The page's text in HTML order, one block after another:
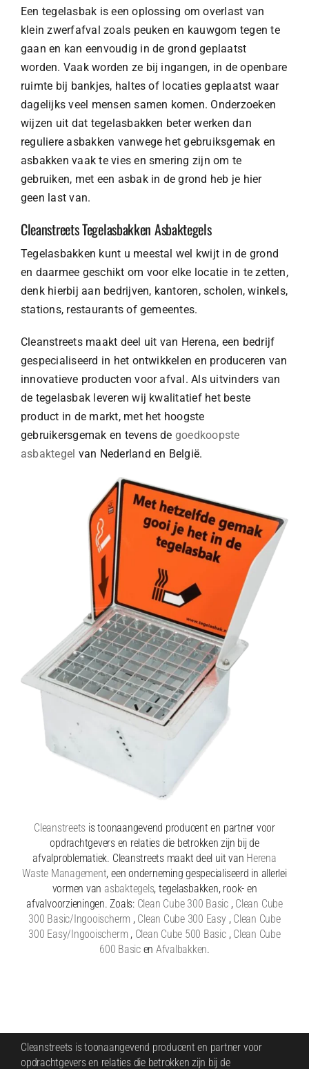
Een tegelasbak is een oplossing om overlast van
klein zwerfafval zoals peuken en kauwgom tegen te
gaan en kan eenvoudig in de grond geplaatst
worden. Vaak worden ze bij ingangen, in de openbare
ruimte bij bankjes, haltes of locaties geplaatst waar
dagelijks veel mensen samen komen. Onderzoeken
wijzen uit dat tegelasbakken beter werken dan
reguliere asbakken vanwege het gebruiksgemak en
asbakken vaak te vies en smering zijn om te
gebruiken, met een asbak in de grond heb je hier
geen last van.
Cleanstreets Tegelasbakken Asbaktegels
Tegelasbakken kunt u meestal wel kwijt in de grond
en daarmee geschikt om voor elke locatie in te zetten,
denk hierbij aan bedrijven, kantoren, scholen, winkels,
stations, restaurants of gemeentes.
Cleanstreets maakt deel uit van Herena, een bedrijf
gespecialiseerd in het ontwikkelen en produceren van
innovatieve producten voor afval. Als uitvinders van
de tegelasbak leveren wij kwalitatief het beste
product in de markt, met het hoogste
gebruikersgemak en tevens de goedkoopste
asbaktegel van Nederland en België.
Cleanstreets is toonaangevend producent en partner voor
opdrachtgevers en relaties die betrokken zijn bij de
afvalproblematiek. Cleanstreets maakt deel uit van Herena
Waste Management, een onderneming gespecialiseerd in allerlei
vormen van asbaktegels, tegelasbakken, rook- en
afvalvoorzieningen. Zoals: Clean Cube 300 Basic, Clean Cube
300 Basic/Ingooischerm , Clean Cube 300 Easy, Clean Cube
300 Easy/Ingooischerm , Clean Cube 500 Basic, Clean Cube
600 Basicen Afvalbakken.
Cleanstreets is toonaangevend producent en partner voor
opdrachtgevers en relaties die betrokken zijn bij de